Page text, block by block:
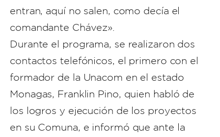
entran, aquí no salen, como decía el
comandante Chávez».
Durante el programa, se realizaron dos
contactos telefónicos, el primero con el
formador de la Unacom en el estado
Monagas, Franklin Pino, quien habló de
los logros y ejecución de los proyectos
en su Comuna, e informó que ante la